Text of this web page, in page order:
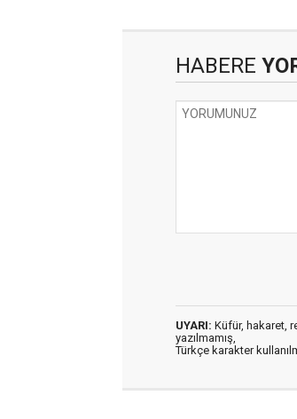
HABERE
UYARI: Küfür, hakaret,
yazılmamış,
Türkçe karakter